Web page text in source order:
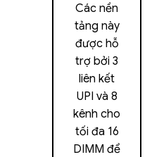
Các nền
tảng này
được hỗ
trợ bởi 3
liên kết
UPI và 8
kênh cho
tối đa 16
DIMM để